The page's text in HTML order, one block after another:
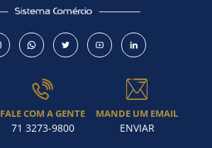
FALE COM A GENTE
71 3273-9800
MANDE UM EMAIL
ENVIAR